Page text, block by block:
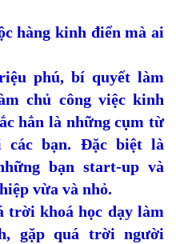
hàng kinh điển mà ai
phú, bí quyết làm
chủ công việc kinh
hẳn là những cụm từ
các bạn. Đặc biệt là
bạn start-up và
vừa và nhỏ.
trời khoá học dạy làm
gặp quá trời người